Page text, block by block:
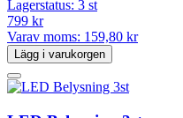
Lagerstatus: 3 st
799 kr
Varav moms: 159,80 kr
Lägg i varukorgen